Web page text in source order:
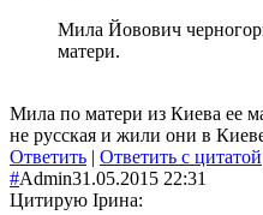
Мила Йовович
матери.
Мила по матери из Киева ее
не русская и жили они в
Ответить | Ответить с цитатой
#Admin31.05.2015 22:31
Цитирую Ірина: